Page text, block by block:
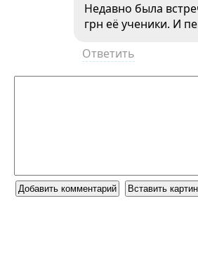
Недавно была
грн её ученики. И
Ответить